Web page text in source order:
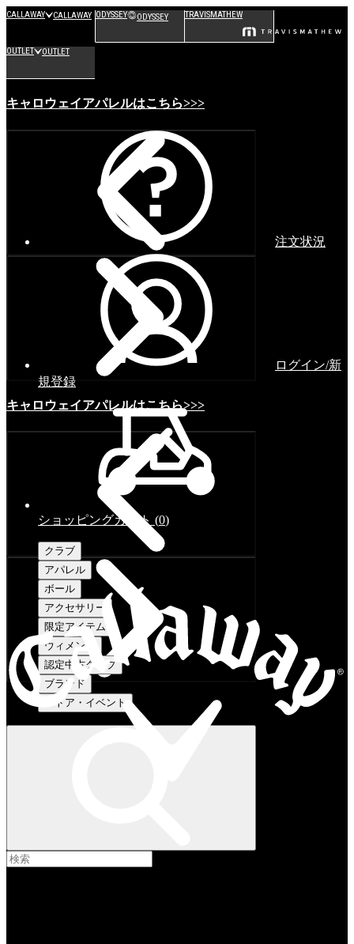
CALLAWAY CALLAWAY ODYSSEY ODYSSEY TRAVISMATHEW
OUTLET OUTLET
キャロウェイアパレルはこちら>>>
キャロウェイアパレルはこちら>>>
注文状況
ログイン/新
規登録
ショッピングカート (0)
クラブ
アパレル
ボール
アクセサリー
限定アイテム
ウィメンズ
認定中古クラブ
ブランド
ストア・イベント